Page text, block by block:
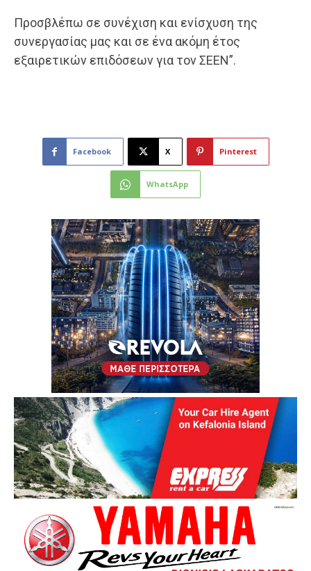
Προσβλέπω σε συνέχιση και ενίσχυση της
συνεργασίας μας και σε ένα ακόμη έτος
εξαιρετικών επιδόσεων για τον ΣΕΕΝ”.
Facebook X Pinterest
WhatsApp